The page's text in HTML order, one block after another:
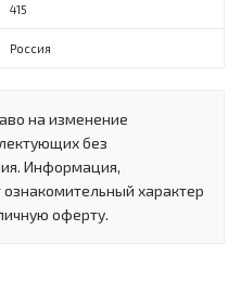
415
Россия
на изменение
без
Информация,
характер
оферту.